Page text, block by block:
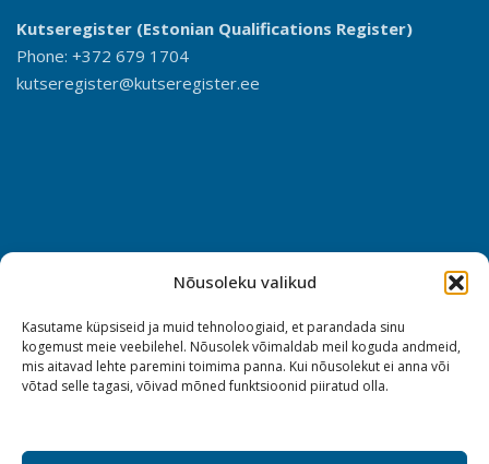
Nõusoleku valikud
Kasutame küpsiseid ja muid tehnoloogiaid, et parandada sinu
kogemust meie veebilehel. Nõusolek võimaldab meil koguda andmeid,
mis aitavad lehte paremini toimima panna. Kui nõusolekut ei anna või
võtad selle tagasi, võivad mõned funktsioonid piiratud olla.
Kutseregister (Estonian Qualifications Register)
Phone: +372 679 1704
kutseregister@kutseregister.ee